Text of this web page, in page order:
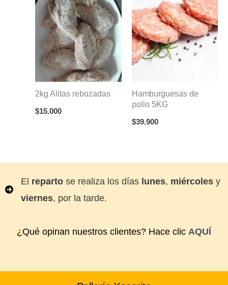
2kg Alitas rebozadas
$15.000
Hamburguesas de
pollo 5KG
$39.900
El reparto se realiza los días lunes, miércoles y
viernes, por la tarde.
¿Qué opinan nuestros clientes? Hace clic AQUÍ